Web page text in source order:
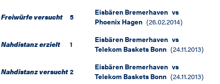
Freiwürfe versucht 5 Eisbären Bremerhaven vs
Phoenix Hagen (26.02.2014)
Nahdistanz erzielt 1 Eisbären Bremerhaven vs
Telekom Baskets Bonn (24.11.2013)
Nahdistanz versucht 2 Eisbären Bremerhaven vs
Telekom Baskets Bonn (24.11.2013)